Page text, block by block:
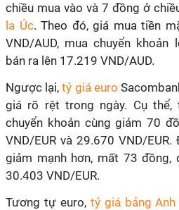
chiều mua vào và 7 đồng ở
la Úc. Theo đó, giá mua tiền
VND/AUD, mua chuyển khoản
bán ra lên 17.219 VND/AUD.
Ngược lại,tỷ giá euro
giá rõ rệt trong ngày. Cụ
chuyển khoản cùng giảm 70
VND/EUR và 29.670 VND/
giảm mạnh hơn, mất 73
30.403 VND/EUR.
Tương tự euro, tỷ giá bảng Anh